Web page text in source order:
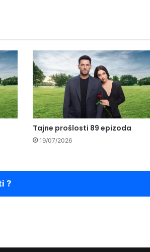
Tajne prošlosti 89 epizoda
19/07/2026
?